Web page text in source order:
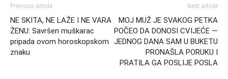
Previous article
NE SKITA, NE LAŽE I NE VARA
ŽENU: Savršen muškarac
pripada ovom horoskopskom
znaku
Next article
MOJ MUŽ JE SVAKOG PETKA
POČEO DA DONOSI CVIJEĆE —
JEDNOG DANA SAM U BUKETU
PRONAŠLA PORUKU I
PRATILA GA POSLIJE POSLA